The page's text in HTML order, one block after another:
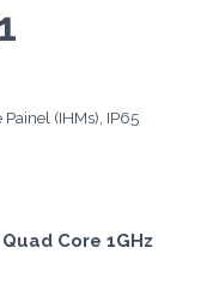
(IHMs), IP65
Core 1GHz